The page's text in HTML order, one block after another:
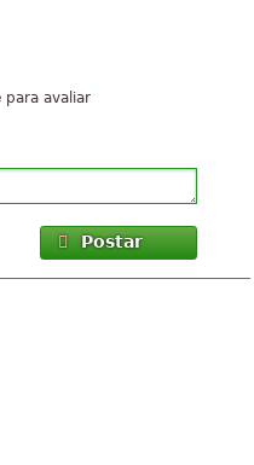
para avaliar
Postar